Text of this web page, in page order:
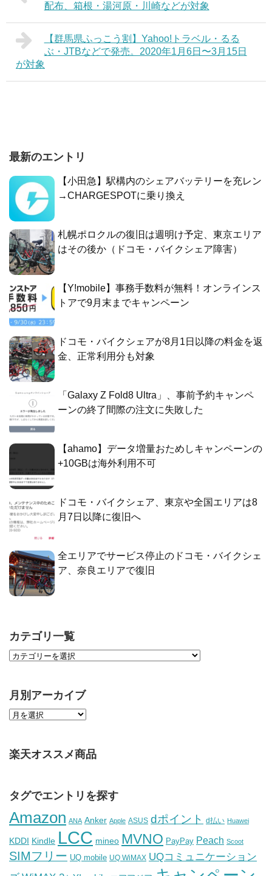
配布、箱根・湯河原・川崎などが対象
【群馬県ふっこう割】Yahoo!トラベル・るる
ぶ・JTBなどで発売。2020年1月6日〜3月15日
が対象
最新のエントリ
【小田急】駅構内のシェアバッテリーを充レン
→CHARGESPOTに乗り換え
札幌ポロクルの復旧は週明け予定、東京エリア
はその後か（ドコモ・バイクシェア障害）
【Y!mobile】事務手数料が無料！オンラインス
トアで9月末までキャンペーン
ドコモ・バイクシェアが8月1日以降の料金を返
金、正常利用分も対象
「Galaxy Z Fold8 Ultra」、事前予約キャンペ
ーンの終了間際の注文に失敗した
【ahamo】データ増量おためしキャンペーンの
+10GBは海外利用不可
ドコモ・バイクシェア、東京や全国エリアは8
月7日以降に復旧へ
全エリアでサービス停止のドコモ・バイクシェ
ア、奈良エリアで復旧
カテゴリ一覧
月別アーカイブ
楽天オススメ商品
タグでエントリを探す
Amazon ANA Anker Apple ASUS dポイント d払い Huawei
KDDI Kindle LCC mineo MVNO PayPay Peach Scoot
SIMフリー UQ mobile UQ WiMAX UQコミュニケーション